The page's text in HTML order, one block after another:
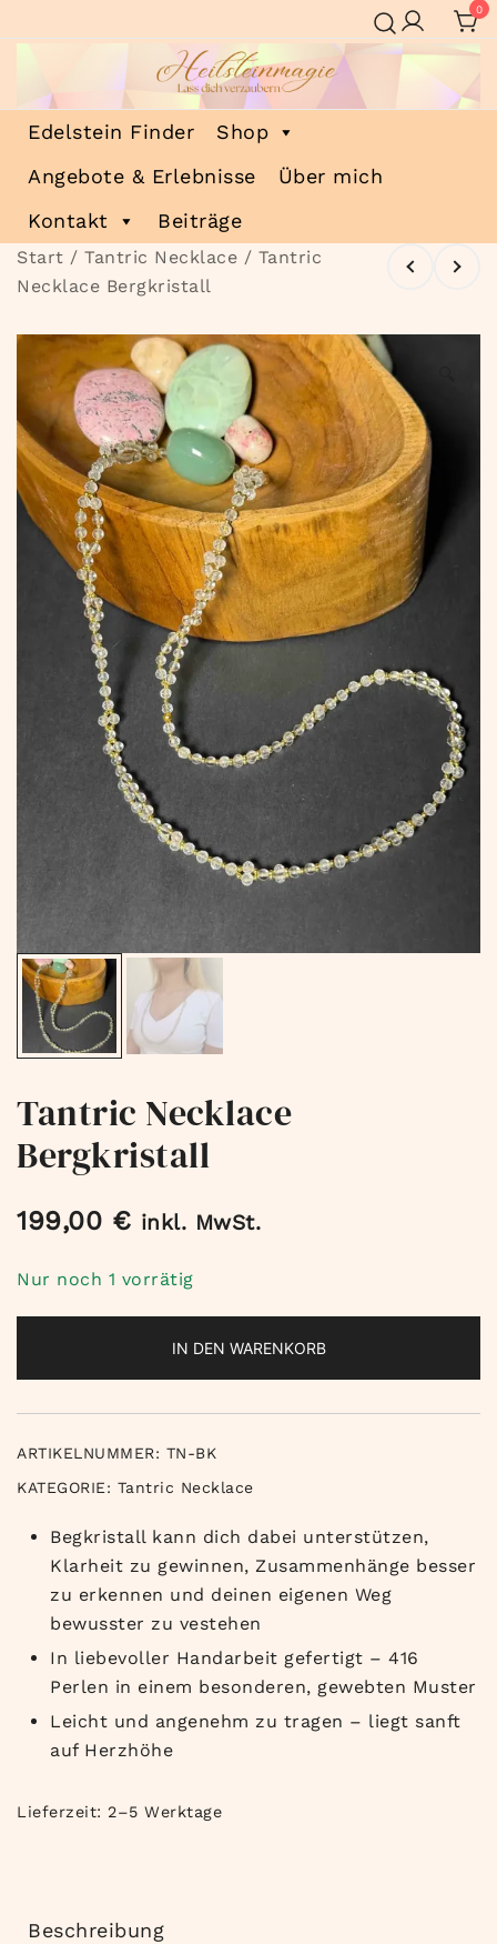
Inhalt
0
Heilsteinmagie
Lass dich verzaubern
Edelstein Finder
Shop
Angebote & Erlebnisse
Über mich
Kontakt
Beiträge
Start / Tantric Necklace / Tantric
Necklace Bergkristall
Tantric Necklace
Bergkristall
199,00 € inkl. MwSt.
Nur noch 1 vorrätig
IN DEN WARENKORB
ARTIKELNUMMER: TN-BK
KATEGORIE: Tantric Necklace
Begkristall kann dich dabei unterstützen,
Klarheit zu gewinnen, Zusammenhänge besser
zu erkennen und deinen eigenen Weg
bewusster zu vestehen
In liebevoller Handarbeit gefertigt – 416
Perlen in einem besonderen, gewebten Muster
Leicht und angenehm zu tragen – liegt sanft
auf Herzhöhe
Lieferzeit: 2–5 Werktage
Beschreibung